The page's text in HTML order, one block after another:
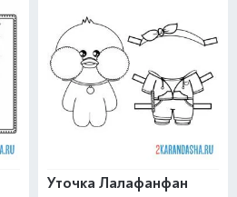
Уточка Лалафанфан